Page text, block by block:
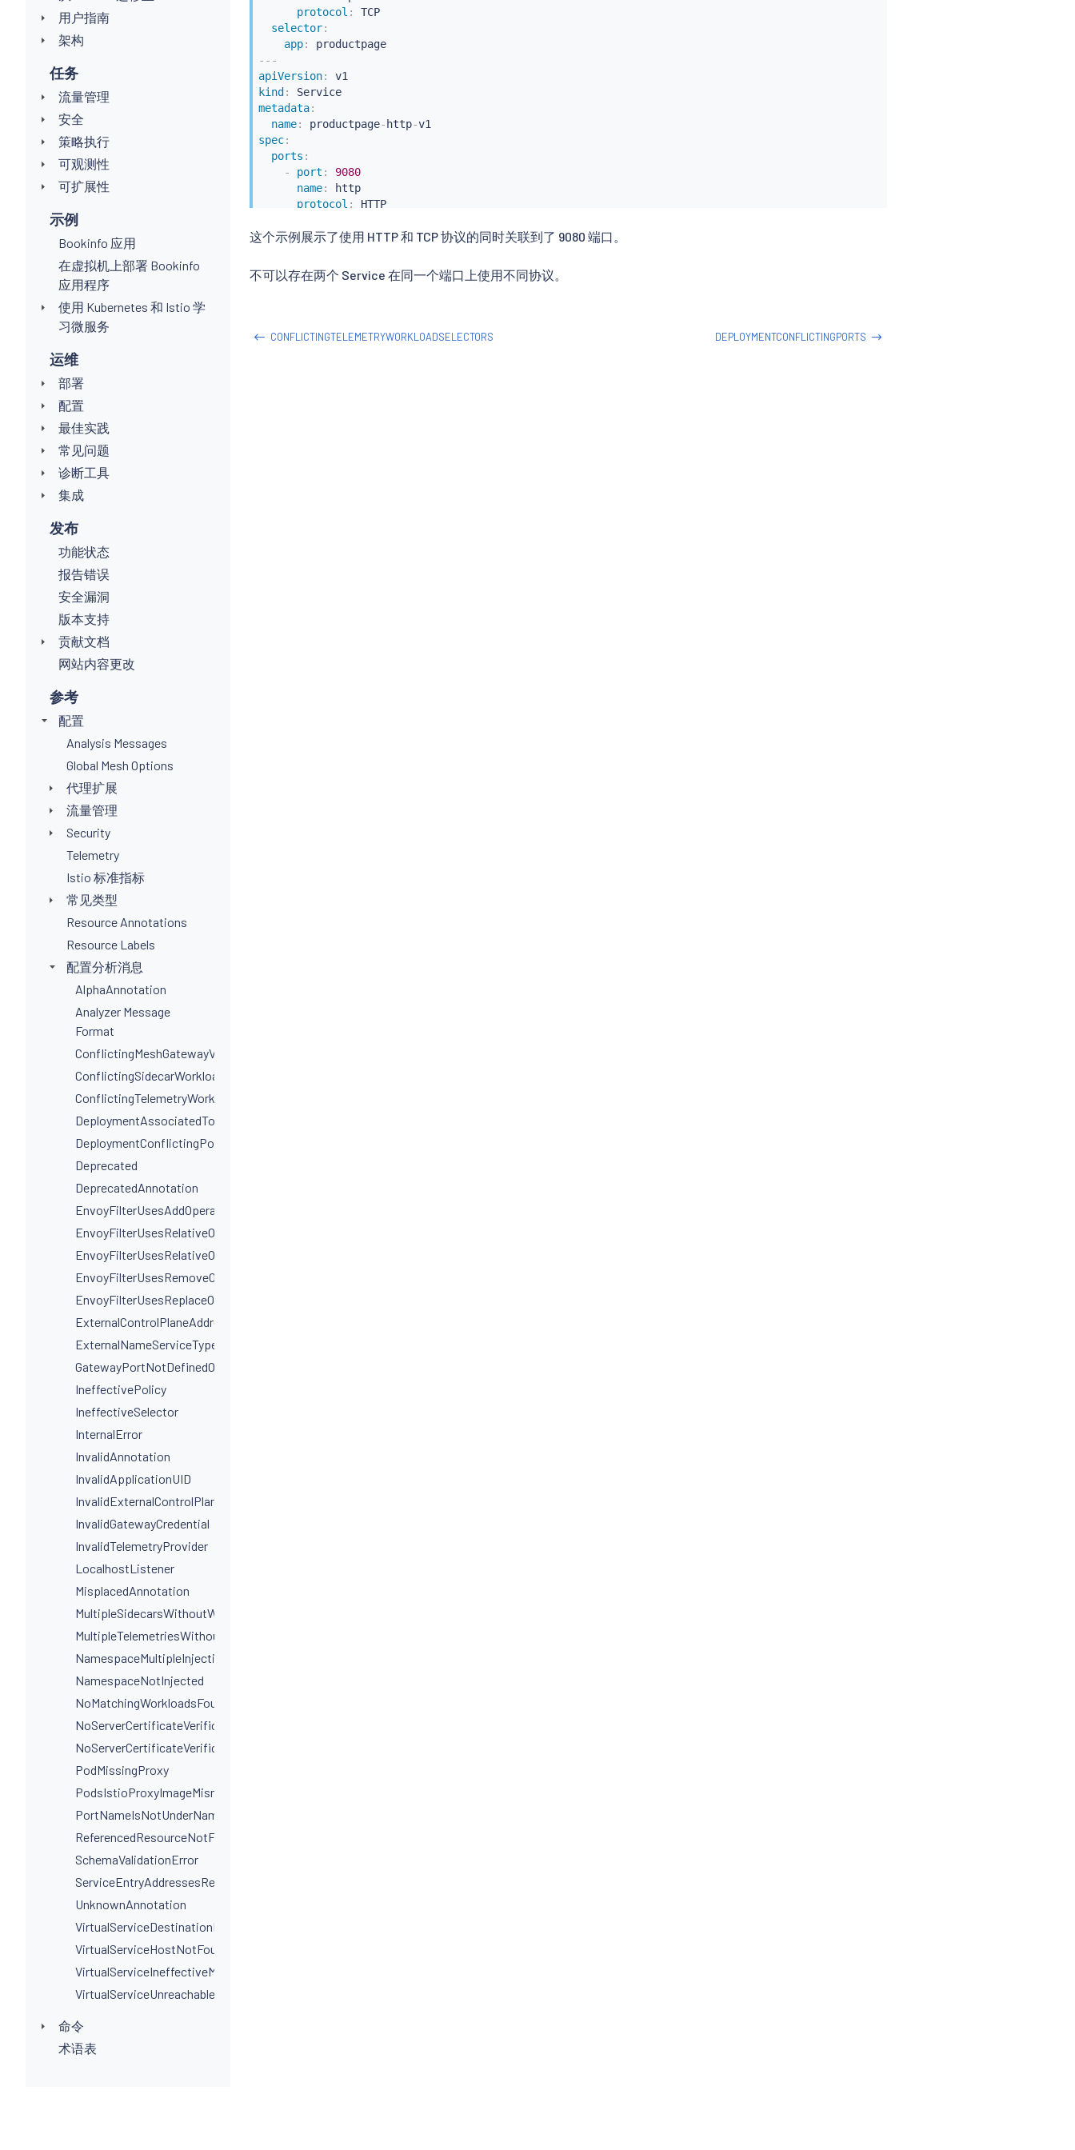
用户指南
架构
任务
流量管理
安全
策略执行
可观测性
可扩展性
示例
Bookinfo 应用
在虚拟机上部署 Bookinfo
应用程序
使用 Kubernetes 和 Istio 学
习微服务
运维
部署
配置
最佳实践
常见问题
诊断工具
集成
发布
功能状态
报告错误
安全漏洞
版本支持
贡献文档
网站内容更改
参考
配置
Analysis Messages
Global Mesh Options
代理扩展
流量管理
Security
Telemetry
Istio 标准指标
常见类型
Resource Annotations
Resource Labels
配置分析消息
AlphaAnnotation
Analyzer Message
Format
ConflictingMeshGatewayVirtualServiceHosts
ConflictingSidecarWorkloadSelectors
ConflictingTelemetryWorkloadSelectors
DeploymentAssociatedToMultipleServices
DeploymentConflictingPorts
Deprecated
DeprecatedAnnotation
EnvoyFilterUsesAddOperationIncorrectly
EnvoyFilterUsesRelativeOperation
EnvoyFilterUsesRelativeOperationWithProxyVersion
EnvoyFilterUsesRemoveOperationIncorrectly
EnvoyFilterUsesReplaceOperationIncorrectly
ExternalControlPlaneAddressIsNotAHostname
ExternalNameServiceTypeInvalidPortName
GatewayPortNotDefinedOnService
IneffectivePolicy
IneffectiveSelector
InternalError
InvalidAnnotation
InvalidApplicationUID
InvalidExternalControlPlaneConfig
InvalidGatewayCredential
InvalidTelemetryProvider
LocalhostListener
MisplacedAnnotation
MultipleSidecarsWithoutWorkloadSelectors
MultipleTelemetriesWithoutWorkloadSelectors
NamespaceMultipleInjectionLabels
NamespaceNotInjected
NoMatchingWorkloadsFound
NoServerCertificateVerificationDestinationLevel
NoServerCertificateVerificationPortLevel
PodMissingProxy
PodsIstioProxyImageMismatchInNamespace
PortNameIsNotUnderNamingConvention
ReferencedResourceNotFound
SchemaValidationError
ServiceEntryAddressesRequired
UnknownAnnotation
VirtualServiceDestinationPortSelectorRequired
VirtualServiceHostNotFoundInGateway
VirtualServiceIneffectiveMatch
VirtualServiceUnreachableRule
命令
术语表
protocol :
TCP
selector:
app:
productpage
---
apiVersion:
kind :
Service
metadata:
name: productpage- http-
spec:
ports :
-
port :
9080
name:
http
protocol :
HTTP
app: productpage
这个示例展示了使用 HTTP 和 TCP 协议的同时关联到了 9080 端口。
不可以存在两个 Service 在同一个端口上使用不同协议。
CONFLICTINGTELEMETRYWORKLOADSELECTORS DEPLOYMENTCONFLICTINGPORTS